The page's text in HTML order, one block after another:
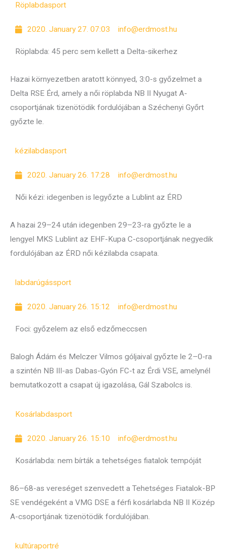
Röplabdasport
2020. January 27. 07:03 info@erdmost.hu
Röplabda: 45 perc sem kellett a Delta-sikerhez
Hazai környezetben aratott könnyed, 3:0-s győzelmet a
Delta RSE Érd, amely a női röplabda NB II Nyugat A-
csoportjának tizenötödik fordulójában a Széchenyi Győrt
győzte le.
kézilabdasport
2020. January 26. 17:28 info@erdmost.hu
Női kézi: idegenben is legyőzte a Lublint az ÉRD
A hazai 29–24 után idegenben 29–23-ra győzte le a
lengyel MKS Lublint az EHF-Kupa C-csoportjának negyedik
fordulójában az ÉRD női kézilabda csapata.
labdarúgássport
2020. January 26. 15:12 info@erdmost.hu
Foci: győzelem az első edzőmeccsen
Balogh Ádám és Melczer Vilmos góljaival győzte le 2–0-ra
a szintén NB III-as Dabas-Gyón FC-t az Érdi VSE, amelynél
bemutatkozott a csapat új igazolása, Gál Szabolcs is.
Kosárlabdasport
2020. January 26. 15:10 info@erdmost.hu
Kosárlabda: nem bírták a tehetséges fiatalok tempóját
86–68-as vereséget szenvedett a Tehetséges Fiatalok-BP
SE vendégeként a VMG DSE a férfi kosárlabda NB II Közép
A-csoportjának tizenötödik fordulójában.
kultúraportré